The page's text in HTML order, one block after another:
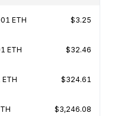
ETH $3.25
ETH $32.46
ETH $324.61
$3,246.08